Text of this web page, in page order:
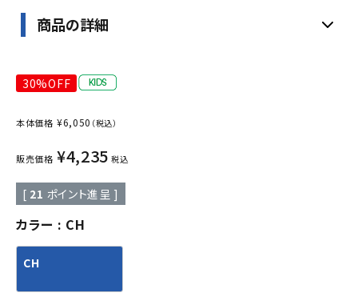
商品の詳細
30%OFF
本体価格 ¥6,050 （税込）
販売価格 ¥4,235 税込
[ 21 ポイント進呈 ]
カラー CH
CH